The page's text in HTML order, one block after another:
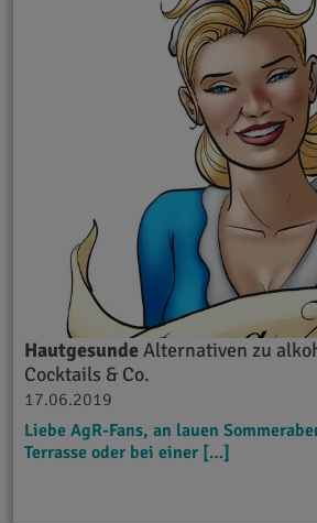
HautgesundeAlternativen zu
Cocktails & Co.
17.06.2019
Liebe AgR-Fans, an lauen
Terrasse oder bei einer […]